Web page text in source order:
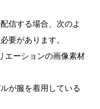
信する場合、次のよ
要があります。
エーションの画像素材
が服を着用している